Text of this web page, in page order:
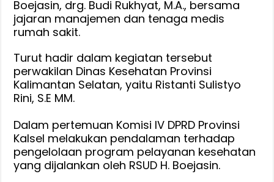
Boejasin, drg. Budi Rukhyat, M.A., bersama
jajaran manajemen dan tenaga medis
rumah sakit.
Turut hadir dalam kegiatan tersebut
perwakilan Dinas Kesehatan Provinsi
Kalimantan Selatan, yaitu Ristanti Sulistyo
Rini, S.E MM.
‎Dalam pertemuan Komisi IV DPRD Provinsi
Kalsel melakukan pendalaman terhadap
pengelolaan program pelayanan kesehatan
yang dijalankan oleh RSUD H. Boejasin.